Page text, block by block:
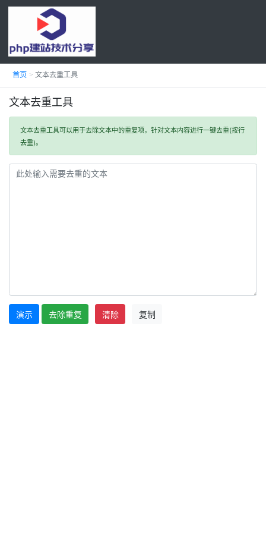
首页 文本去重工具
文本去重工具
文本去重工具可以用于去除文本中的重复项，针对文本内容进行一键去重(按行
去重)。
演示 去除重复 清除 复制